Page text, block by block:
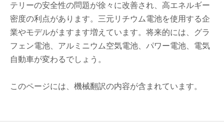
テリーの安全性の問題が徐々に改善され、高エネルギー
密度の利点があります。三元リチウム電池を使用する企
業やモデルがますます増えています。将来的には、グラ
フェン電池、アルミニウム空気電池、パワー電池、電気
自動車が変わるでしょう。
このページには、機械翻訳の内容が含まれています。